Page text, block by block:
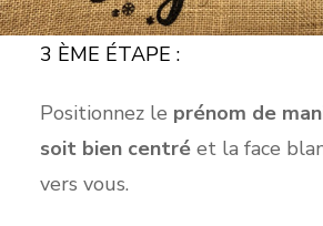
3 ÈME ÉTAPE :
Positionnez le prénom de
soit bien centréet la face
vers vous.